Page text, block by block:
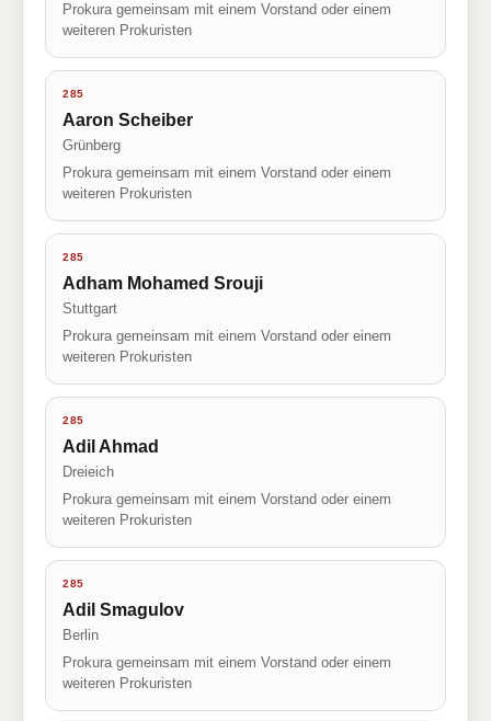
Prokura gemeinsam mit einem Vorstand oder einem
weiteren Prokuristen
285
Aaron Scheiber
Grünberg
Prokura gemeinsam mit einem Vorstand oder einem
weiteren Prokuristen
285
Adham Mohamed Srouji
Stuttgart
Prokura gemeinsam mit einem Vorstand oder einem
weiteren Prokuristen
285
Adil Ahmad
Dreieich
Prokura gemeinsam mit einem Vorstand oder einem
weiteren Prokuristen
285
Adil Smagulov
Berlin
Prokura gemeinsam mit einem Vorstand oder einem
weiteren Prokuristen